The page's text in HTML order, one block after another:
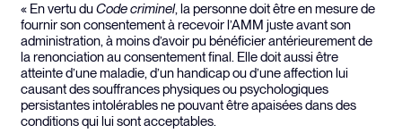
« En vertu duCode criminel, la personne doit être en mesure de
fournir son consentement à recevoir l’AMM juste avant son
administration, à moins d’avoir pu bénéficier antérieurement de
la renonciation au consentement final. Elle doit aussi être
atteinte d’une maladie, d’un handicap ou d’une affection lui
causant des souffrances physiques ou psychologiques
persistantes intolérables ne pouvant être apaisées dans des
conditions qui lui sont acceptables.